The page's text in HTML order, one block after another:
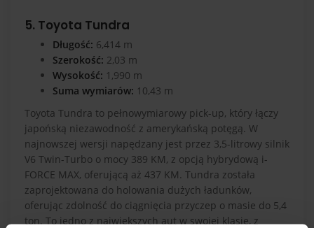
5. Toyota Tundra
Długość: 6,414 m
Szerokość: 2,03 m
Wysokość: 1,990 m
Suma wymiarów: 10,43 m
Toyota Tundra to pełnowymiarowy pick-up, który łączy
japońską niezawodność z amerykańską potęgą. W
najnowszej wersji napędzany jest przez 3,5-litrowy silnik
V6 Twin-Turbo o mocy 389 KM, z opcją hybrydową i-
FORCE MAX, oferującą aż 437 KM. Tundra została
zaprojektowana do holowania dużych ładunków,
oferując zdolność do ciągnięcia przyczep o masie do 5,4
ton. To jedno z największych aut w swojej klasie, z